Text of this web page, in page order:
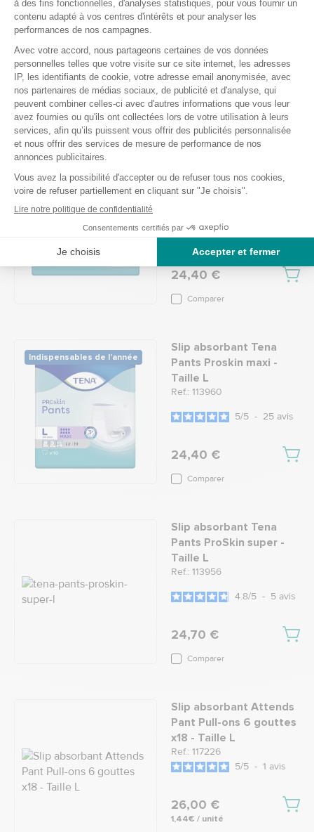
pants super - Taille L
Ref.: 107784
105avis
20,50 €
1.46€ / unité
Comparer
Pants Proskin plus -
Taille L
5/5- 4avis
24,40 €
Comparer
Indispensables de l'année
Slip absorbant Tena
Pants Proskin maxi -
Taille L
Ref.: 113960
5/5 - 25 avis
24,40 €
Comparer
Slip absorbant Tena
Pants ProSkin super -
Taille L
Ref.: 113956
4.8/5 - 5 avis
24,70 €
Comparer
Slip absorbant Attends
Pant Pull-ons 6 gouttes
x18 - Taille L
Ref.: 117226
5/5 - 1 avis
26,00 €
1,44€ / unité